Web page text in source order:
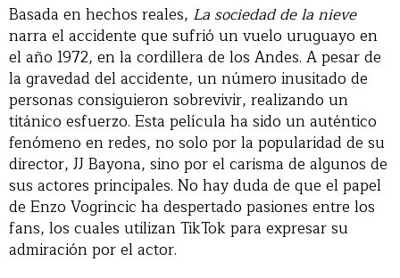
Basada en hechos reales, La sociedad de la nieve
narra el accidente que sufrió un vuelo uruguayo en
el año 1972, en la cordillera de los Andes. A pesar de
la gravedad del accidente, un número inusitado de
personas consiguieron sobrevivir, realizando un
titánico esfuerzo. Esta película ha sido un auténtico
fenómeno en redes, no solo por la popularidad de su
director, JJ Bayona, sino por el carisma de algunos de
sus actores principales. No hay duda de que el papel
de Enzo Vogrincic ha despertado pasiones entre los
fans, los cuales utilizan TikTok para expresar su
admiración por el actor.